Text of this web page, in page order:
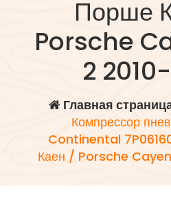
Порше
Porsche
2
Главная
Компрессор
Continental
Каен / Porsche